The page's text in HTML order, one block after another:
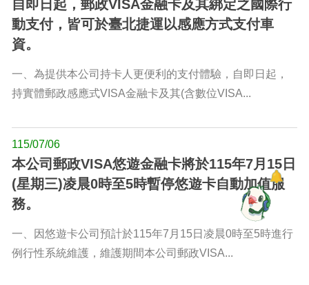
自即日起，郵政VISA金融卡及其綁定之國際行
動支付，皆可於臺北捷運以感應方式支付車
資。
一、為提供本公司持卡人更便利的支付體驗，自即日起，
持實體郵政感應式VISA金融卡及其(含數位VISA...
115/07/06
本公司郵政VISA悠遊金融卡將於115年7月15日
(星期三)凌晨0時至5時暫停悠遊卡自動加值服
務。
一、因悠遊卡公司預計於115年7月15日凌晨0時至5時進行
例行性系統維護，維護期間本公司郵政VISA...